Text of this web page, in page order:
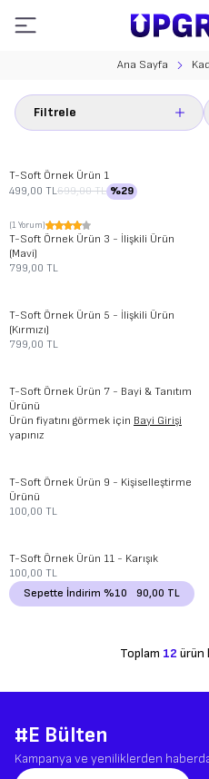
Ana Sayfa
Filtrele
T-Soft Örnek Ürün 1
499,00 TL699,00TL %29
Yeni
(1 Yorum)
T-Soft Örnek Ürün 3 - İlişkili Ürün
(Mavi)
799,00 TL
T-Soft Örnek Ürün 5 - İlişkili Ürün
(Kırmızı)
799,00 TL
T-Soft Örnek Ürün 7 - Bayi & Tanıtım
Ürünü
Ürün fiyatını görmek için Bayi Girişi
yapınız
T-Soft Örnek Ürün 9 - Kişiselleştirme
Ürünü
100,00 TL
T-Soft Örnek Ürün 11 - Karışık
100,00 TL
Sepette İndirim %10
90,00 TL
Toplam 12 ürün
#E Bülten
Kampanya ve yeniliklerden